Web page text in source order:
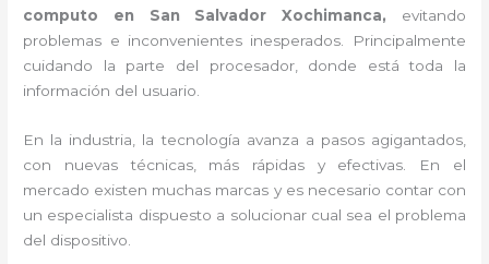
computo en San Salvador Xochimanca, evitando
problemas e inconvenientes inesperados. Principalmente
cuidando la parte del procesador, donde está toda la
información del usuario.
En la industria, la tecnología avanza a pasos agigantados,
con nuevas técnicas, más rápidas y efectivas . En el
mercado existen muchas marcas y es necesario contar con
un especialista dispuesto a solucionar cual sea el problema
del dispositivo.